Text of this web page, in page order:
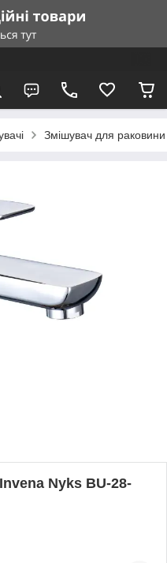
Змішувач для
Nyks BU-28-